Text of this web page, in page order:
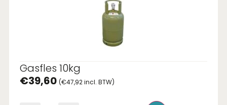
Gasfles 10kg
€39,60 (€47,92incl. BTW)